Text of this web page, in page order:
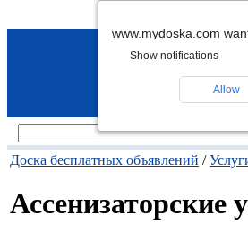
Доска бесплатных объявлений /
Ассенизаторские
www.mydoska.com
Show notifications
Allow